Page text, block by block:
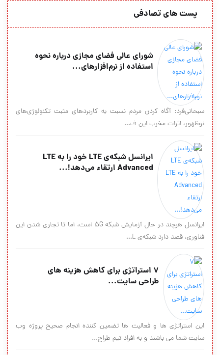
پست های تصادفی
شورای عالی فضای مجازی درباره نحوه
استفاده از نرم‌افزارهای...
سبحانی‌فرد: آگاه کردن مردم نسبت به کاربردهای مثبت تکنولوژی‌های
نوظهور، اثرات مخرب این ف...
ایرانسل شبکه‌ی LTE خود را به LTE
Advanced ارتقاء می‌دهد!...
ایرانسل هرچند در حال آزمایش شبکه 5G است، اما تا تجاری شدن این
فناوری، قصد دارد شبکه‌ی L...
۷ استراتژی برای کاهش هزینه های
طراحی سایت...
این استراتژی ها و فعالیت ها تضمین کننده انجام صحیح پروژه وب
سایت شما می باشند و به افراد تیم طراح...